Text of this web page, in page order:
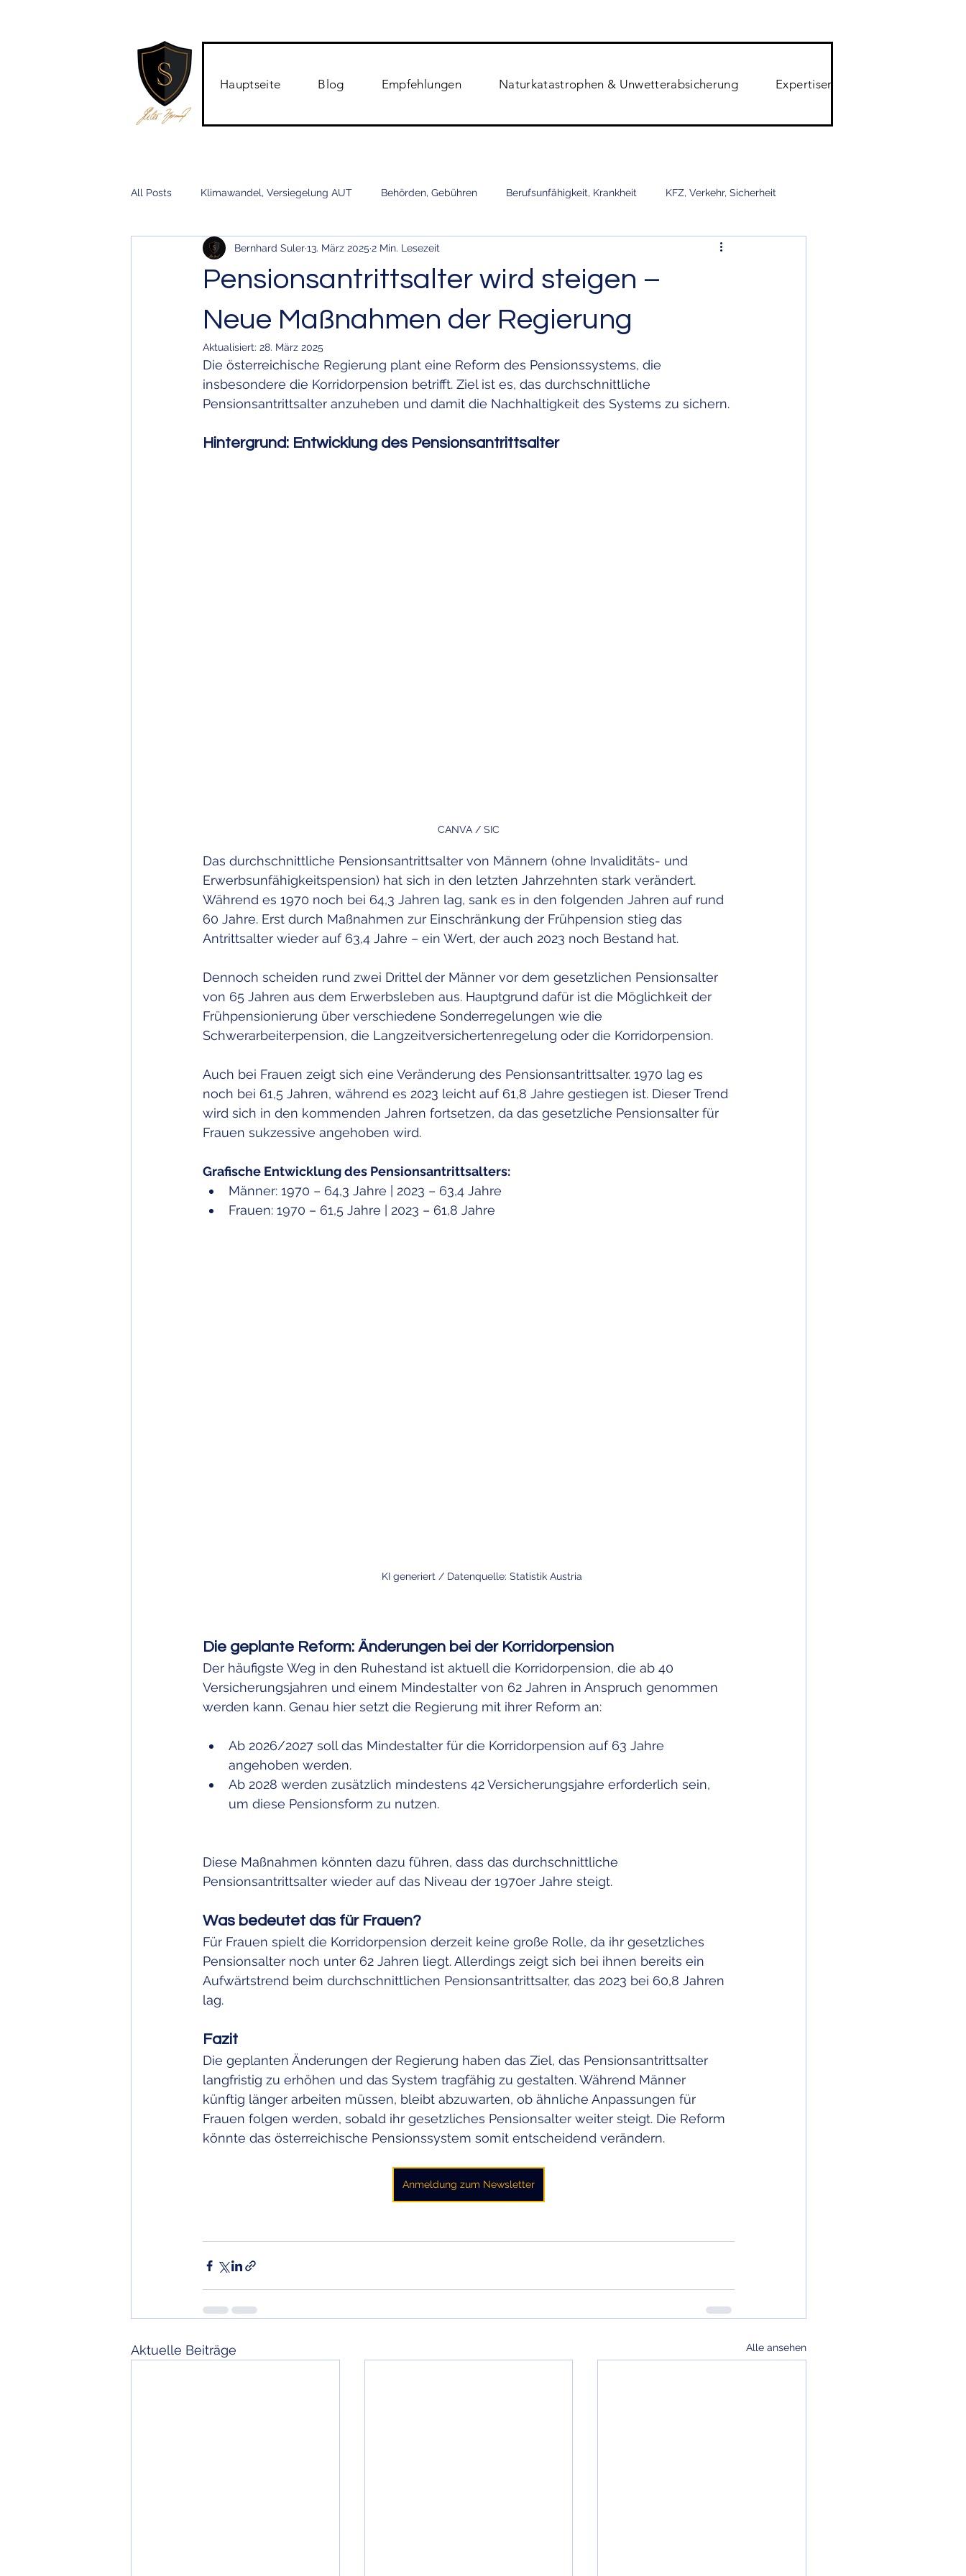
Hauptseite Blog Empfehlungen Naturkatastrophen & Unwetterabsicherung Expertisen
All Posts Klimawandel, Versiegelung AUT Behörden, Gebühren Berufsunfähigkeit, Krankheit KFZ, Verkehr, Sicherheit
Sturmversicherung, Hagelversicherun Pension, Rente, Finanzen, Reiseversicherung
Klimanschonend, Förderungen, Umwelt Finanzen, Banken,
Elementarversicherung, Haushalt Elementarversicherung Unterversicherung Unfallversicherung
Pensionsantrittsalter wird steigen –
Neue Maßnahmen der Regierung
Bernhard Suler13. März 2025 2 Min. Lesezeit
Aktualisiert: 28. März 2025
Die österreichische Regierung plant eine Reform des Pensionssystems, die
insbesondere die Korridorpension betrifft. Ziel ist es, das durchschnittliche
Pensionsantrittsalter anzuheben und damit die Nachhaltigkeit des Systems zu sichern.
Hintergrund: Entwicklung des Pensionsantrittsalter
CANVA / SIC
Das durchschnittliche Pensionsantrittsalter von Männern (ohne Invaliditäts- und
Erwerbsunfähigkeitspension) hat sich in den letzten Jahrzehnten stark verändert.
Während es 1970 noch bei 64,3 Jahren lag, sank es in den folgenden Jahren auf rund
60 Jahre. Erst durch Maßnahmen zur Einschränkung der Frühpension stieg das
Antrittsalter wieder auf 63,4 Jahre – ein Wert, der auch 2023 noch Bestand hat.
Dennoch scheiden rund zwei Drittel der Männer vor dem gesetzlichen Pensionsalter
von 65 Jahren aus dem Erwerbsleben aus. Hauptgrund dafür ist die Möglichkeit der
Frühpensionierung über verschiedene Sonderregelungen wie die
Schwerarbeiterpension, die Langzeitversichertenregelung oder die Korridorpension.
Auch bei Frauen zeigt sich eine Veränderung des Pensionsantrittsalter. 1970 lag es
noch bei 61,5 Jahren, während es 2023 leicht auf 61,8 Jahre gestiegen ist. Dieser Trend
wird sich in den kommenden Jahren fortsetzen, da das gesetzliche Pensionsalter für
Frauen sukzessive angehoben wird.
Grafische Entwicklung des Pensionsantrittsalters:
Männer: 1970 – 64,3 Jahre | 2023 – 63,4 Jahre
Frauen: 1970 – 61,5 Jahre | 2023 – 61,8 Jahre
KI generiert / Datenquelle: Statistik Austria
Die geplante Reform: Änderungen bei der Korridorpension
Der häufigste Weg in den Ruhestand ist aktuell die Korridorpension, die ab 40
Versicherungsjahren und einem Mindestalter von 62 Jahren in Anspruch genommen
werden kann. Genau hier setzt die Regierung mit ihrer Reform an:
Ab 2026/2027 soll das Mindestalter für die Korridorpension auf 63 Jahre
angehoben werden.
Ab 2028 werden zusätzlich mindestens 42 Versicherungsjahre erforderlich sein,
um diese Pensionsform zu nutzen.
Diese Maßnahmen könnten dazu führen, dass das durchschnittliche
Pensionsantrittsalter wieder auf das Niveau der 1970er Jahre steigt.
Was bedeutet das für Frauen?
Für Frauen spielt die Korridorpension derzeit keine große Rolle, da ihr gesetzliches
Pensionsalter noch unter 62 Jahren liegt. Allerdings zeigt sich bei ihnen bereits ein
Aufwärtstrend beim durchschnittlichen Pensionsantrittsalter, das 2023 bei 60,8 Jahren
lag.
Fazit
Die geplanten Änderungen der Regierung haben das Ziel, das Pensionsantrittsalter
langfristig zu erhöhen und das System tragfähig zu gestalten. Während Männer
künftig länger arbeiten müssen, bleibt abzuwarten, ob ähnliche Anpassungen für
Frauen folgen werden, sobald ihr gesetzliches Pensionsalter weiter steigt. Die Reform
könnte das österreichische Pensionssystem somit entscheidend verändern.
Anmeldung zum Newsletter
Aktuelle Beiträge Alle ansehen